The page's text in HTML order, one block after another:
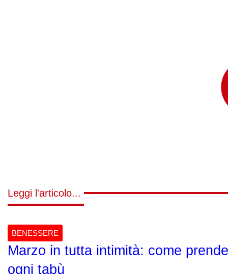
Leggi l'articolo...
BENESSERE
Marzo in tutta intimità: come
ogni tabù